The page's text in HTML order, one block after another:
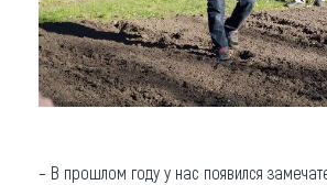
– В прошлом году у нас появился